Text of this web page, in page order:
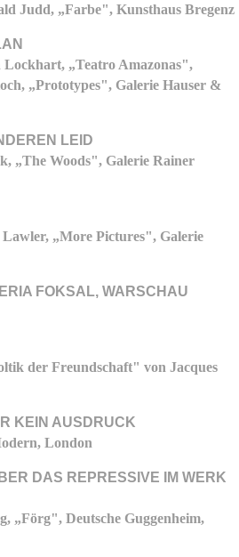
Judd, „Farbe", Kunsthaus Bregenz
„Teatro Amazonas",
„Prototypes", Galerie Hauser &
LEID
„The Woods", Galerie Rainer
„More Pictures", Galerie
FOKSAL, WARSCHAU
der Freundschaft" von Jacques
KEIN AUSDRUCK
London
DAS REPRESSIVE IM WERK
„Förg", Deutsche Guggenheim,